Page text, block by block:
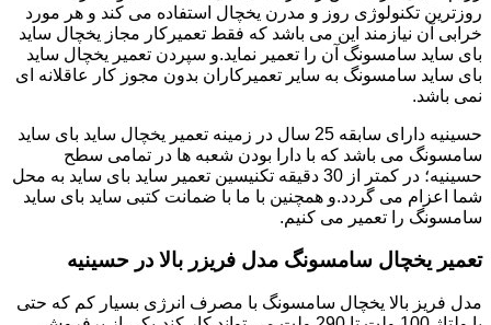
روزترین تکنولوژی روز و مدرن یخچال استفاده می کند و هر مورد
خرابی آن نیازمند این می باشد که فقط تعمیرکار مجاز یخچال ساید
بای ساید سامسونگ آن را تعمیر نماید.و سپردن تعمیر یخچال ساید
بای ساید سامسونگ به سایر تعمیرکاران بدون مجوز کار عاقلانه ای
نمی باشد.
حسینیه دارای سابقه 25 سال در زمینه تعمیر یخچال ساید بای ساید
سامسونگ می باشد که با دارا بودن شعبه ها در تمامی سطح
حسینیه؛ در کمتر از 30 دقیقه تکنیسین تعمیر ساید بای ساید به محل
شما اعزام می گردد.و همچنین با ما با ضمانت کتبی ساید بای ساید
سامسونگ را تعمیر می کنیم.
تعمیر یخچال سامسونگ مدل فریزر بالا در حسینیه
مدل فریز بالا یخچال سامسونگ با مصرف انرژی بسیار کم که حتی